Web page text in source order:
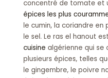
concentré de tomate et
épices les plus
le cumin, la coriandre en
le sel. Le ras el hanout
cuisine algérienne qui se
plusieurs épices, telles
le gingembre, le poivre